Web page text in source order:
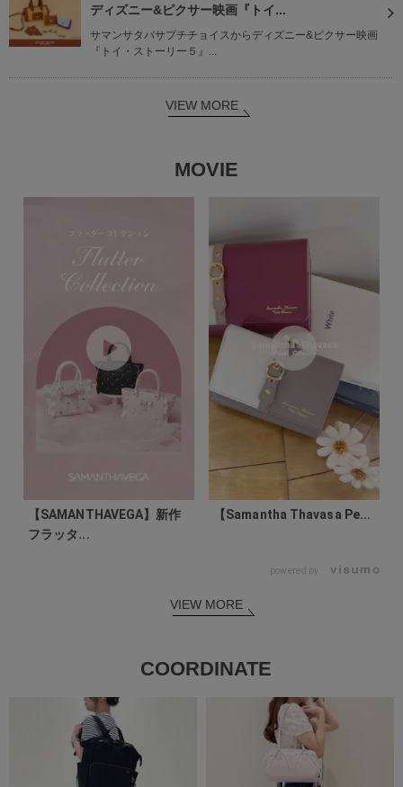
ディズニー&ピクサー映画『トイ...
サマンサタバサプチチョイスからディズニー&ピクサー映画
『トイ・ストーリー５』...
VIEW MORE
MOVIE
【SAMANTHAVEGA】新作
フラッタ...
【Samantha Thavasa Pe...
powered by
VIEW MORE
COORDINATE